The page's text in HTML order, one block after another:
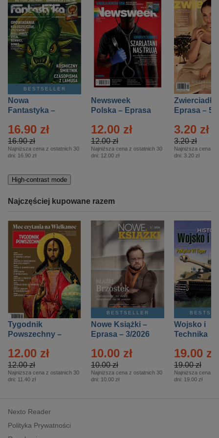
BESTSELLER
Nowa
Fantastyka –
16.90 zł
16.90 zł
Najniższa cena z ostatnich 30
dni: 16.90 zł
Newsweek
Polska – Eprasa
12.00 zł
12.00 zł
Najniższa cena z ostatnich 30
dni: 12.00 zł
Zwierciadło
Eprasa – 5/
3.20 zł
3.20 zł
Najniższa cena z
dni: 3.20 zł
High-contrast mode
Najczęściej kupowane razem
Tygodnik
Powszechny –
12.00 zł
12.00 zł
Najniższa cena z ostatnich 30
dni: 11.40 zł
BESTSELLER
Nowe Książki –
Eprasa – 3/2026
10.00 zł
10.00 zł
Najniższa cena z ostatnich 30
dni: 10.00 zł
Wojsko i
Technika
– 2/2026
19.00 zł
19.00 zł
Najniższa cena z
dni: 19.00 zł
Nexto Reader
Polityka Prywatności